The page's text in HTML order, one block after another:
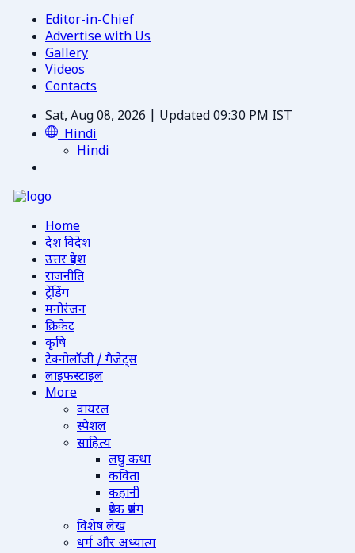
Editor-in-Chief
Advertise with Us
Gallery
Videos
Contacts
Sat, Aug 08, 2026 | Updated 09:30 PM IST
Hindi
Hindi
Home
देश विदेश
उत्तर प्रदेश
राजनीति
ट्रेंडिंग
मनोरंजन
क्रिकेट
कृषि
टेक्नोलॉजी / गैजेट्स
लाइफस्टाइल
More
वायरल
स्पेशल
साहित्य
लघु कथा
कविता
कहानी
प्रेरक प्रसंग
विशेष लेख
धर्म और अध्यात्म